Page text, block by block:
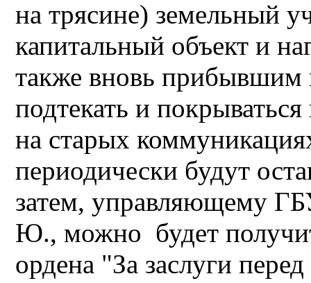
на трясине) земельный
капитальный объект и
также вновь прибывшим
подтекать и
на старых
периодически будут
затем, управляющему
Ю., можно будет
ордена "За заслуги